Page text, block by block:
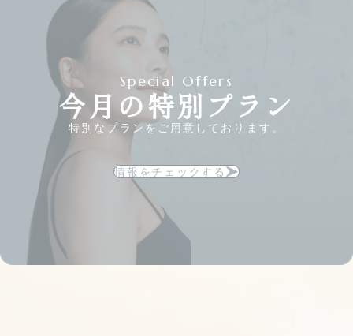
Special Offers
今月の特別プラン
特別なプランをご用意しております。
情報をチェックする